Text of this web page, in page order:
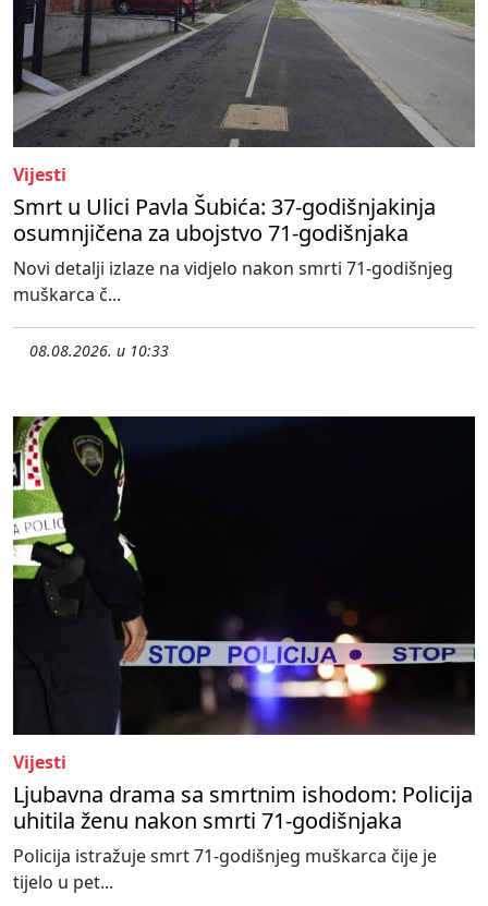
Vijesti
Smrt u Ulici Pavla Šubića: 37-godišnjakinja
osumnjičena za ubojstvo 71-godišnjaka
Novi detalji izlaze na vidjelo nakon smrti 71-godišnjeg
muškarca č...
08.08.2026. u 10:33
Vijesti
Ljubavna drama sa smrtnim ishodom: Policija
uhitila ženu nakon smrti 71-godišnjaka
Policija istražuje smrt 71-godišnjeg muškarca čije je
tijelo u pet...